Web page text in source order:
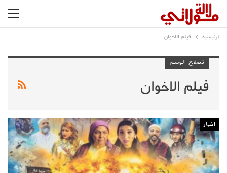
الرئيسية فيلم الاخوان
تصفح الوسم
فيلم الاخوان
اخبار